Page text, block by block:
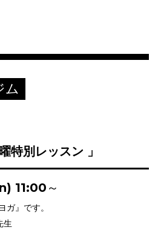
ム
特別レッスン 」
11:00～
』です。
生